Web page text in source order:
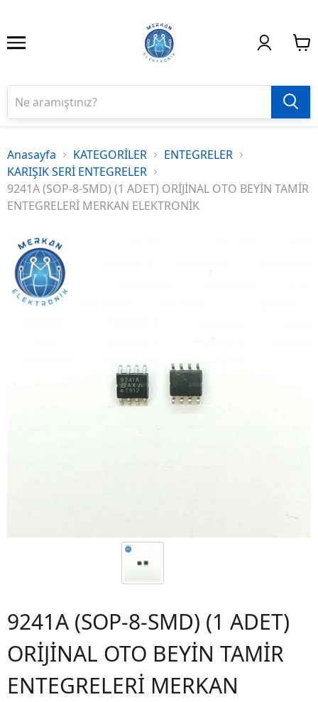
Anasayfa KATEGORİLER
ENTEGRELER
KARIŞIK SERİ ENTEGRELER
9241A (SOP-8-SMD) (1 ADET) ORİJİNAL OTO BEYİN TAMİR
ENTEGRELERİ MERKAN ELEKTRONİK
9241A (SOP-8-SMD) (1 ADET)
ORİJİNAL OTO BEYİN TAMİR
ENTEGRELERİ MERKAN